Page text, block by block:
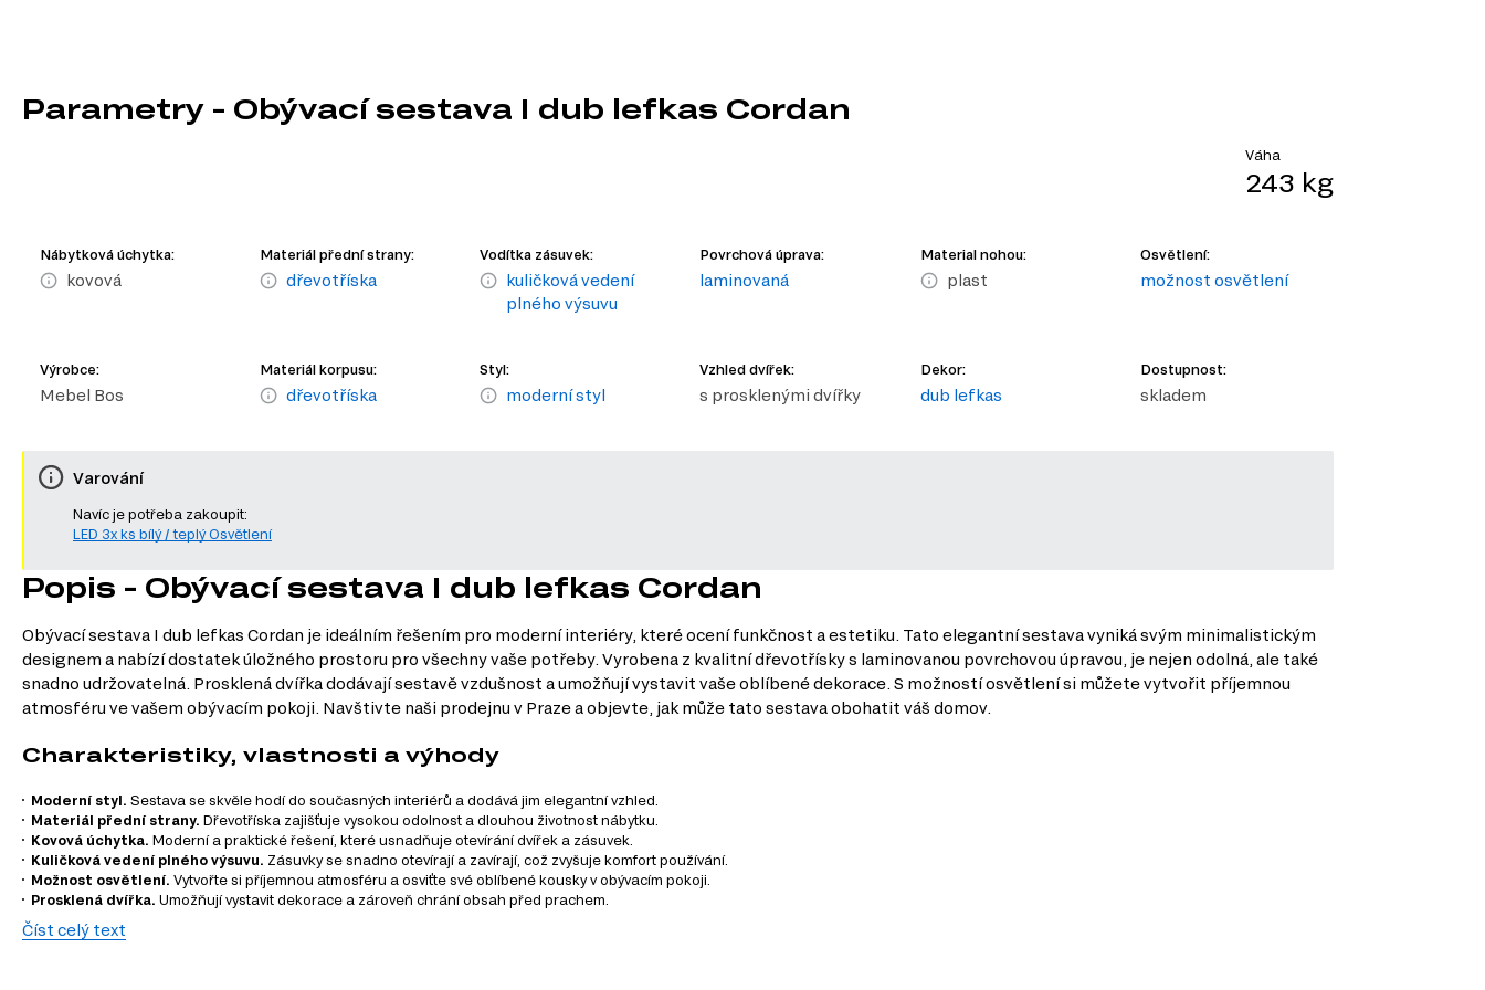
Parametry - Obývací sestava I dub lefkas Cordan
Váha
243 kg
Nábytková úchytka:
kovová
Materiál přední strany:
dřevotříska
Vodítka zásuvek:
kuličková vedení
plného výsuvu
Povrchová úprava:
laminovaná
Material nohou:
plast
Osvětlení:
možnost osvětlení
Výrobce:
Mebel Bos
Materiál korpusu:
dřevotříska
Styl:
moderní styl
Vzhled dvířek:
s prosklenými dvířky
Dekor:
dub lefkas
Dostupnost:
skladem
Varování
Navíc je potřeba zakoupit:
LED 3x ks bílý / teplý Osvětlení
Popis - Obývací sestava I dub lefkas Cordan
Obývací sestava I dub lefkas Cordan je ideálním řešením pro moderní interiéry, které ocení funkčnost a estetiku. Tato elegantní sestava vyniká svým minimalistickým
designem a nabízí dostatek úložného prostoru pro všechny vaše potřeby. Vyrobena z kvalitní dřevotřísky s laminovanou povrchovou úpravou, je nejen odolná, ale také
snadno udržovatelná. Prosklená dvířka dodávají sestavě vzdušnost a umožňují vystavit vaše oblíbené dekorace. S možností osvětlení si můžete vytvořit příjemnou
atmosféru ve vašem obývacím pokoji. Navštivte naši prodejnu v Praze a objevte, jak může tato sestava obohatit váš domov.
Charakteristiky, vlastnosti a výhody
Moderní styl. Sestava se skvěle hodí do současných interiérů a dodává jim elegantní vzhled.
Materiál přední strany. Dřevotříska zajišťuje vysokou odolnost a dlouhou životnost nábytku.
Kovová úchytka. Moderní a praktické řešení, které usnadňuje otevírání dvířek a zásuvek.
Kuličková vedení plného výsuvu. Zásuvky se snadno otevírají a zavírají, což zvyšuje komfort používání.
Možnost osvětlení. Vytvořte si příjemnou atmosféru a osviťte své oblíbené kousky v obývacím pokoji.
Prosklená dvířka. Umožňují vystavit dekorace a zároveň chrání obsah před prachem.
Číst celý text